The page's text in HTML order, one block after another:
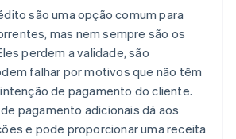
são uma opção comum para
mas nem sempre são os
perdem a validade, são
falhar por motivos que não têm
de pagamento do cliente.
pagamento adicionais dá aos
e pode proporcionar uma receita